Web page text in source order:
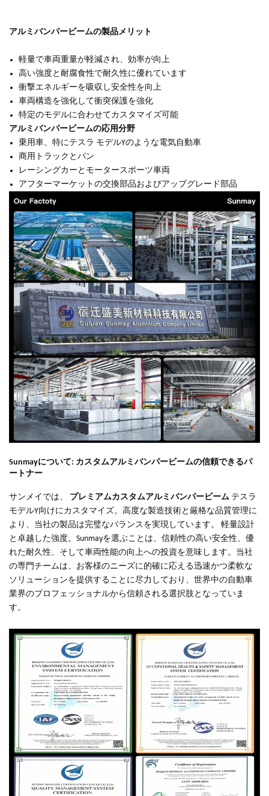
アルミバンパービームの製品メリット
軽量で車両重量が軽減され、効率が向上
高い強度と耐腐食性で耐久性に優れています
衝撃エネルギーを吸収し安全性を向上
車両構造を強化して衝突保護を強化
特定のモデルに合わせてカスタマイズ可能
アルミバンパービームの応用分野
乗用車、特にテスラ モデルYのような電気自動車
商用トラックとバン
レーシングカーとモータースポーツ車両
アフターマーケットの交換部品およびアップグレード部品
Sunmayについて: カスタムアルミバンパービームの信頼できるパ
ートナー
サンメイでは、 プレミアムカスタムアルミバンパービーム テスラ
モデルY向けにカスタマイズ。高度な製造技術と厳格な品質管理に
より、当社の製品は完璧なバランスを実現しています。
軽量設計
と卓越した強度。Sunmayを選ぶことは、信頼性の高い安全性、優
れた耐久性、そして車両性能の向上への投資を意味します。当社
の専門チームは、お客様のニーズに的確に応える迅速かつ柔軟な
ソリューションを提供することに尽力しており、世界中の自動車
業界のプロフェッショナルから信頼される選択肢となっていま
す。